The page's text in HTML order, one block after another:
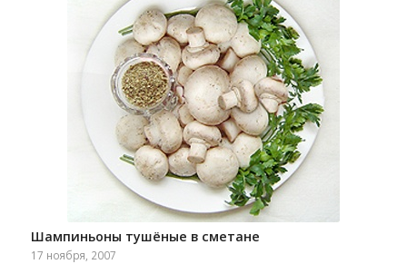
Шампиньоны тушёные в сметане
17 ноября, 2007